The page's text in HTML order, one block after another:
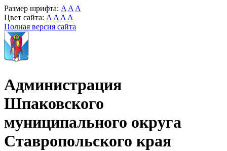
Размер шрифта: A A A
Цвет сайта: A A A A
Полная версия сайта
Администрация
Шпаковского
муниципального округа
Ставропольского края